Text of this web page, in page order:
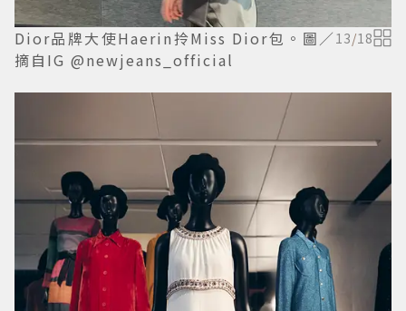
Dior品牌大使Haerin拎Miss Dior包。圖／
摘自IG @newjeans_official
13/18